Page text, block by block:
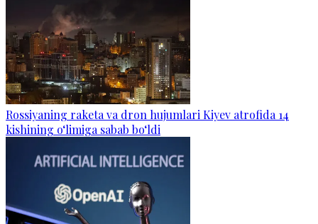
Rossiyaning raketa va dron hujumlari Kiyev atrofida 14
kishining o‘limiga sabab bo‘ldi